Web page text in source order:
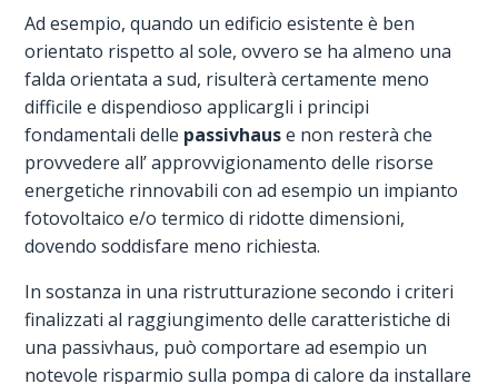
Ad esempio, quando un edificio esistente è ben
orientato rispetto al sole, ovvero se ha almeno una
falda orientata a sud, risulterà certamente meno
difficile e dispendioso applicargli i principi
fondamentali delle passivhause non resterà che
provvedere all’ approvvigionamento delle risorse
energetiche rinnovabili con ad esempio un impianto
fotovoltaico e/o termico di ridotte dimensioni,
dovendo soddisfare meno richiesta.
In sostanza in una ristrutturazione secondo i criteri
finalizzati al raggiungimento delle caratteristiche di
una passivhaus, può comportare ad esempio un
notevole risparmio sulla pompa di calore da installare